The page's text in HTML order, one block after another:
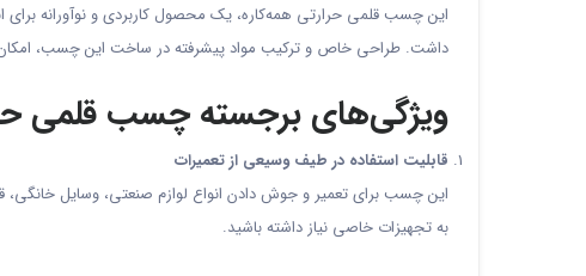
این چسب قلمی حرارتی همه‌کاره، یک محصول کاربردی و نوآورانه
داشت. طراحی خاص و ترکیب مواد پیشرفته در ساخت این چسب، امکان
ویژگی‌های برجسته چسب قلمی
قابلیت استفاده در طیف وسیعی از تعمیرات
این چسب برای تعمیر و جوش دادن انواع لوازم صنعتی، وسایل خانگی،
به تجهیزات خاصی نیاز داشته باشید.